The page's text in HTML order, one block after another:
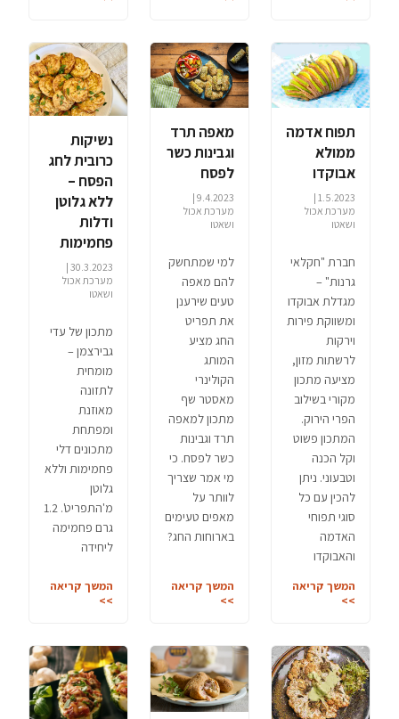
תפוח אדמה
ממולא
אבוקדו
1.5.2023 |
מערכת אכול
ושאטו
חברת "חקלאי
גרנות" –
מגדלת אבוקדו
ומשווקת פירות
וירקות
לרשתות מזון,
מציעה מתכון
מקורי בשילוב
הפרי הירוק.
המתכון פשוט
וקל הכנה
וטבעוני. ניתן
להכין עם כל
סוגי תפוחי
האדמה
והאבוקדו
המשך קריאה
>>
מאפה תרד
וגבינות כשר
לפסח
9.4.2023 |
מערכת אכול
ושאטו
למי שמתחשק
להם מאפה
טעים שירענן
את תפריט
החג מציע
המותג
הקולינרי
מאסטר שף
מתכון למאפה
תרד וגבינות
כשר לפסח. כי
מי אמר שצריך
לוותר על
מאפים טעימים
בארוחות החג?
המשך קריאה
>>
נשיקות
כרובית לחג
הפסח –
ללא גלוטן
ודלות
פחמימות
30.3.2023 |
מערכת אכול
ושאטו
מתכון של עדי
גבירצמן –
מומחית
לתזונה
מאוזנת
ומפתחת
מתכונים דלי
פחמימות וללא
גלוטן
מ'התפריט'. 1.2
גרם פחמימה
ליחידה
המשך קריאה
>>